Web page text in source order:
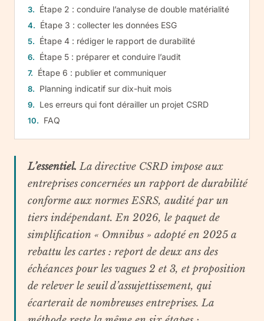
Étape 2 : conduire l’analyse de double matérialité
Étape 3 : collecter les données ESG
Étape 4 : rédiger le rapport de durabilité
Étape 5 : préparer et conduire l’audit
Étape 6 : publier et communiquer
Planning indicatif sur dix-huit mois
Les erreurs qui font dérailler un projet CSRD
FAQ
L’essentiel. La directive CSRD impose aux
entreprises concernées un rapport de durabilité
conforme aux normes ESRS, audité par un
tiers indépendant. En 2026, le paquet de
simplification « Omnibus » adopté en 2025 a
rebattu les cartes : report de deux ans des
échéances pour les vagues 2 et 3, et proposition
de relever le seuil d’assujettissement, qui
écarterait de nombreuses entreprises. La